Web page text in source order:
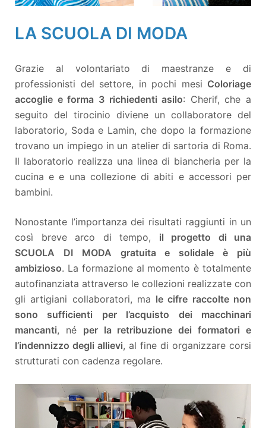
LA SCUOLA DI MODA
Grazie al volontariato di maestranze e di
professionisti del settore, in pochi mesi Coloriage
accoglie e forma 3 richiedenti asilo: Cherif, che a
seguito del tirocinio diviene un collaboratore del
laboratorio, Soda e Lamin, che dopo la formazione
trovano un impiego in un atelier di sartoria di Roma.
Il laboratorio realizza una linea di biancheria per la
cucina e e una collezione di abiti e accessori per
bambini.
Nonostante l’importanza dei risultati raggiunti in un
così breve arco di tempo, il progetto di una
SCUOLA DI MODA gratuita e solidale è più
ambizioso. La formazione al momento è totalmente
autofinanziata attraverso le collezioni realizzate con
gli artigiani collaboratori, ma le cifre raccolte non
sono sufficienti per l’acquisto dei macchinari
mancanti, né per la retribuzione dei formatori e
l’indennizzo degli allievi, al fine di organizzare corsi
strutturati con cadenza regolare.